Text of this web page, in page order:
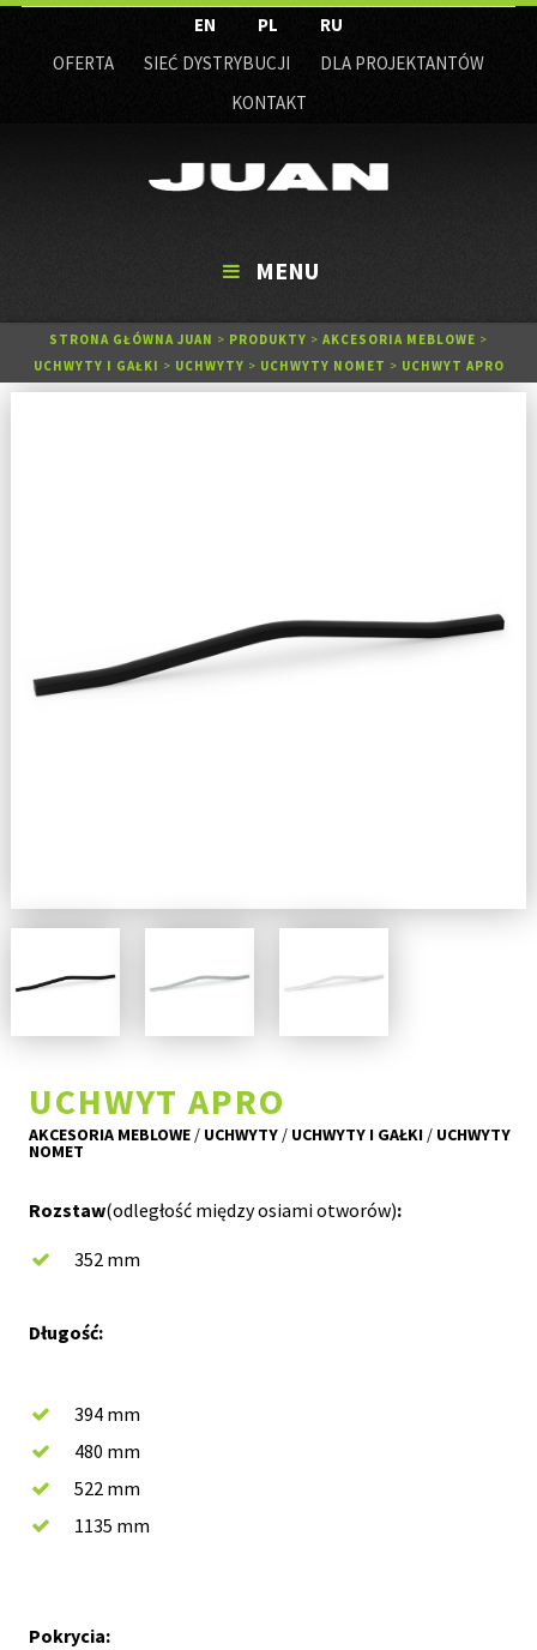
EN PL
RU
OFERTA
SIEĆ DYSTRYBUCJI
DLA PROJEKTANTÓW
KONTAKT
MENU
STRONA GŁÓWNA JUAN > PRODUKTY > AKCESORIA MEBLOWE >
UCHWYTY I GAŁKI > UCHWYTY > UCHWYTY NOMET > UCHWYT APRO
UCHWYT APRO
AKCESORIA MEBLOWE/ UCHWYTY/ UCHWYTY I GAŁKI/ UCHWYTY
NOMET
Rozstaw(odległość między osiami otworów):
352 mm
Długość:
394 mm
480 mm
522 mm
1135 mm
Pokrycia: